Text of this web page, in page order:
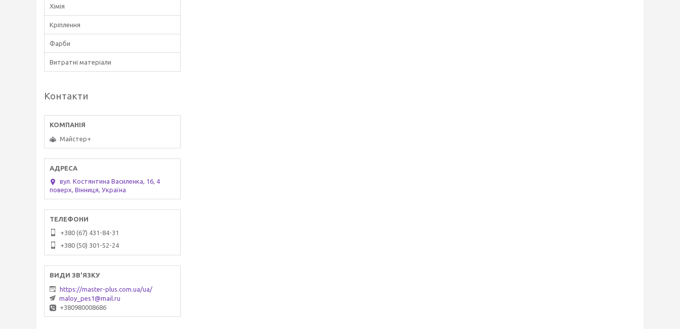
Хімія
Кріплення
Фарби
Витратні матеріали
Контакти
Майстер+
вул. Костянтина Василенка, 16, 4
поверх, Вінниця, Україна
+380 (67) 431-84-31
+380 (50) 301-52-24
https://master-plus.com.ua/ua/
maloy_pes1@mail.ru
+380980008686